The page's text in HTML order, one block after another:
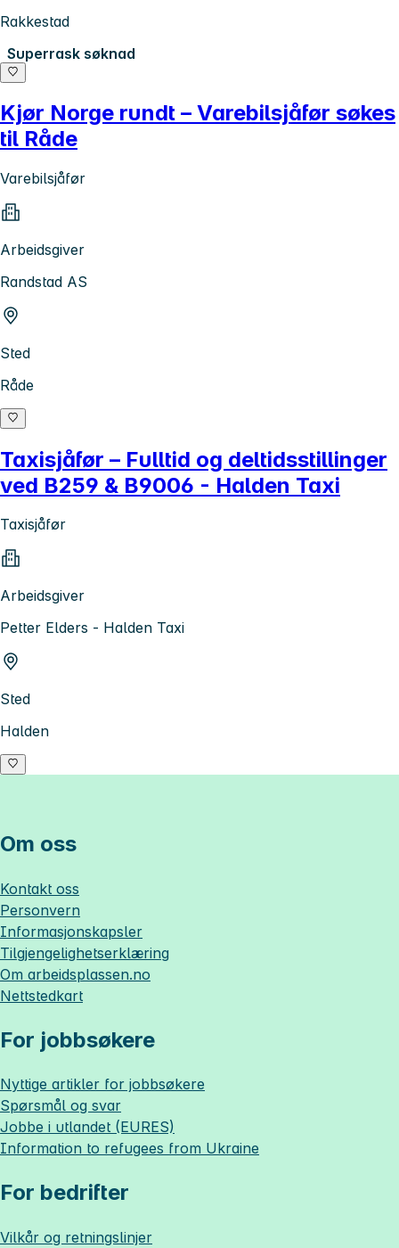
Rakkestad
Superrask søknad
Kjør Norge rundt – Varebilsjåfør søkes
til Råde
Varebilsjåfør
Arbeidsgiver
Randstad AS
Sted
Råde
Taxisjåfør – Fulltid og deltidsstillinger
ved B259 & B9006 - Halden Taxi
Taxisjåfør
Arbeidsgiver
Petter Elders - Halden Taxi
Sted
Halden
Om oss
Kontakt oss
Personvern
Informasjonskapsler
Tilgjengelighetserklæring
Om arbeidsplassen.no
Nettstedkart
For jobbsøkere
Nyttige artikler for jobbsøkere
Spørsmål og svar
Jobbe i utlandet (EURES)
Information to refugees from Ukraine
For bedrifter
Vilkår og retningslinjer